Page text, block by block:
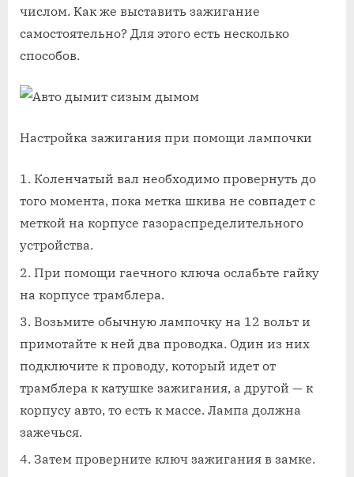
числом. Как же выставить зажигание
самостоятельно? Для этого есть несколько
способов.
Настройка зажигания при помощи лампочки
Коленчатый вал необходимо провернуть до
того момента, пока метка шкива не совпадет с
меткой на корпусе газораспределительного
устройства.
При помощи гаечного ключа ослабьте гайку
на корпусе трамблера.
Возьмите обычную лампочку на 12 вольт и
примотайте к ней два проводка. Один из них
подключите к проводу, который идет от
трамблера к катушке зажигания, а другой — к
корпусу авто, то есть к массе. Лампа должна
зажечься.
Затем проверните ключ зажигания в замке.